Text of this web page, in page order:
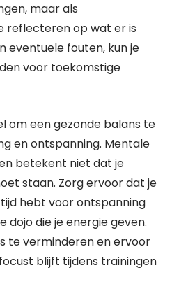
maar als
reflecteren op wat er is
eventuele fouten, kun je
voor toekomstige
om een gezonde balans te
en ontspanning. Mentale
betekent niet dat je
staan. Zorg ervoor dat je
hebt voor ontspanning
dojo die je energie geven.
te verminderen en ervoor
blijft tijdens trainingen